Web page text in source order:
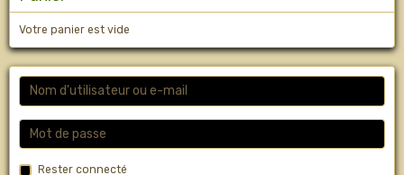
Votre panier est vide
Rester connecté